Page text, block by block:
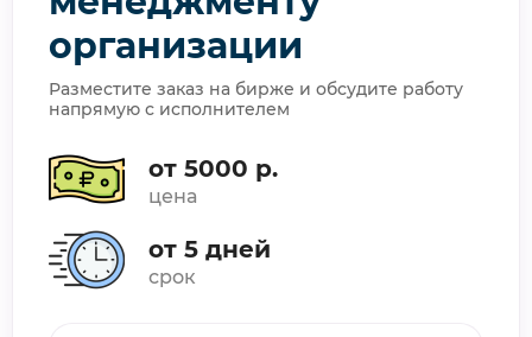
организации
Разместите заказ на бирже и обсудите работу
напрямую с исполнителем
от 5000 р.
цена
от 5 дней
срок